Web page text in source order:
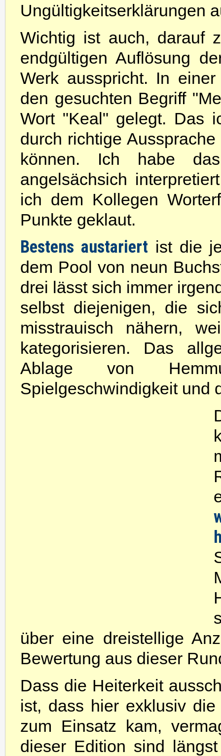
Ungültigkeitserklärungen
Wichtig ist auch, darauf
endgültigen Auflösung
Werk ausspricht. In
den gesuchten Begriff
Wort "Keal" gelegt. Das
durch richtige
können. Ich habe
angelsächsich
ich dem Kollegen
Punkte geklaut.
Bestens austariert ist die
dem Pool von neun
drei lässt sich immer
selbst diejenigen, die
misstrauisch nähern,
kategorisieren. Das
Ablage von
Spielgeschwindigkeit und
über eine dreistellige
Bewertung aus dieser
Dass die Heiterkeit
ist, dass hier exklusiv
zum Einsatz kam,
dieser Edition sind